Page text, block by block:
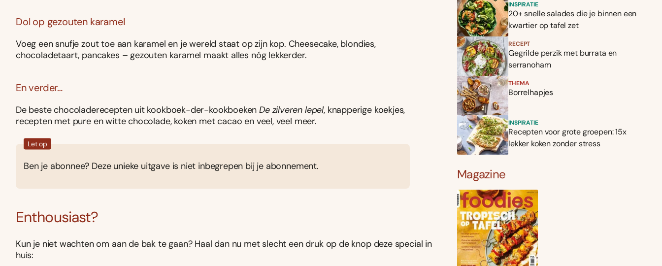
Dol op gezouten karamel
Voeg een snufje zout toe aan karamel en je wereld staat op zijn kop. Cheesecake, blondies,
chocoladetaart, pancakes – gezouten karamel maakt alles nóg lekkerder.
En verder…
De beste chocoladerecepten uit kookboek-der-kookboekenDe zilveren lepel, knapperige koekjes,
recepten met pure en witte chocolade, koken met cacao en veel, veel meer.
Let op
Ben je abonnee? Deze unieke uitgave is niet inbegrepen bij je abonnement.
Enthousiast?
Kun je niet wachten om aan de bak te gaan? Haal dan nu met slecht een druk op de knop deze special in
huis:
INSPIRATIE
20+ snelle salades die je binnen een
kwartier op tafel zet
RECEPT
Gegrilde perzik met burrata en
serranoham
THEMA
Borrelhapjes
INSPIRATIE
Recepten voor grote groepen: 15x
lekker koken zonder stress
Magazine